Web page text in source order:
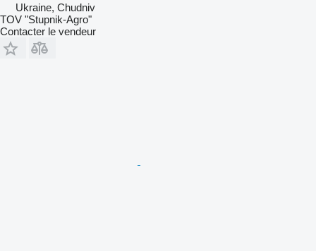
Ukraine, Chudniv
TOV "Stupnik-Agro"
Contacter le vendeur